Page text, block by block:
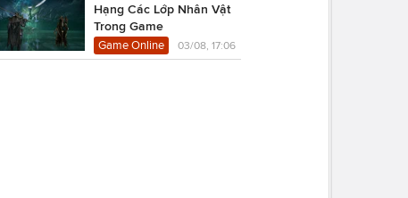
Hạng Các Lớp Nhân Vật
Trong Game
Game Online 03/08, 17:06